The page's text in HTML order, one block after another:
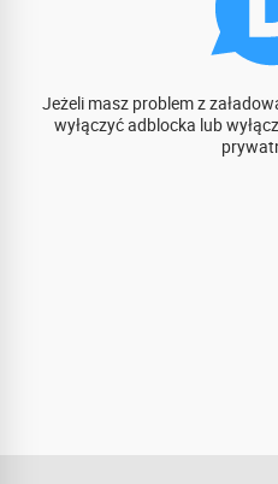
Jeżeli masz problem z
wyłączyć adblocka lub